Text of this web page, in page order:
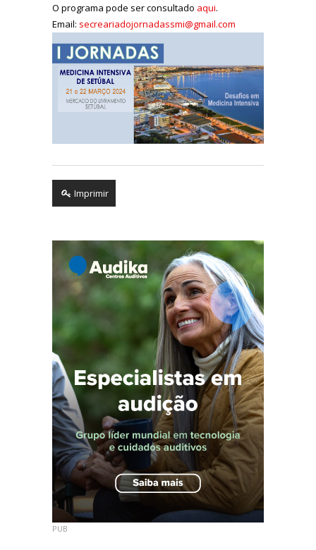
O programa pode ser consultado aqui.
Email: secreariadojornadassmi@gmail.com
Imprimir
PUB